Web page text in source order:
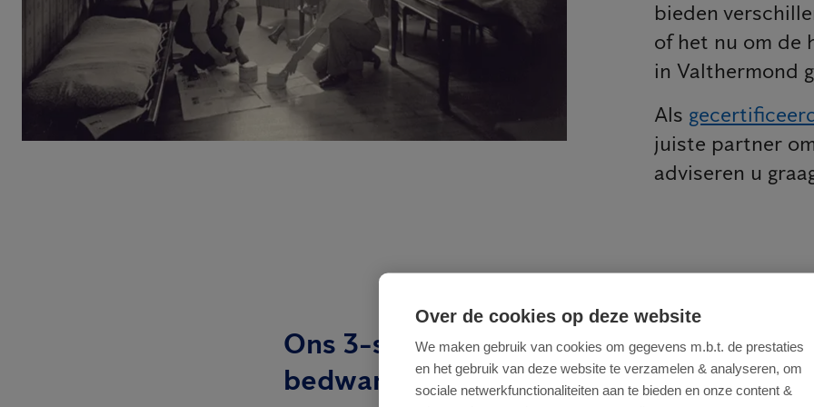
bieden
of het nu om de
in Valthermond
Als
juiste partner
adviseren u
Ons 3-stappenplan voor een succesvolle
bedwantsenbestrijding
Over de cookies op deze website
We maken gebruik van cookies om gegevens m.b.t. de prestaties
en het gebruik van deze website te verzamelen & analyseren, om
sociale netwerkfunctionaliteiten aan te bieden en onze content &